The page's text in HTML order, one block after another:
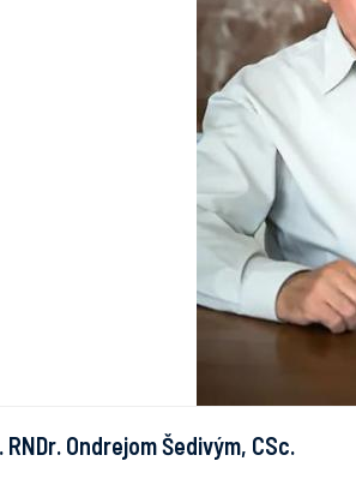
Ondrejom Šedivým, CSc.